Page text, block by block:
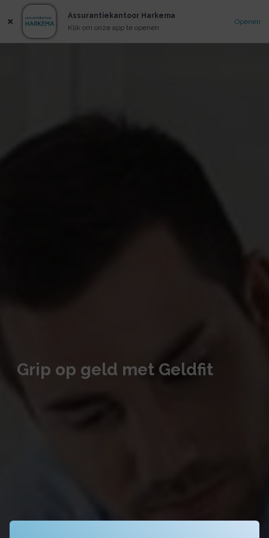
Assurantiekantoor Harkema
Klik om onze app te openen
Openen
Grip op geld met Geldfit